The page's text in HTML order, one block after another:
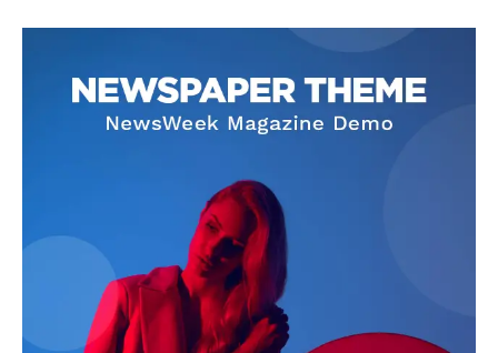
Contact us
Subscription Plans
My account